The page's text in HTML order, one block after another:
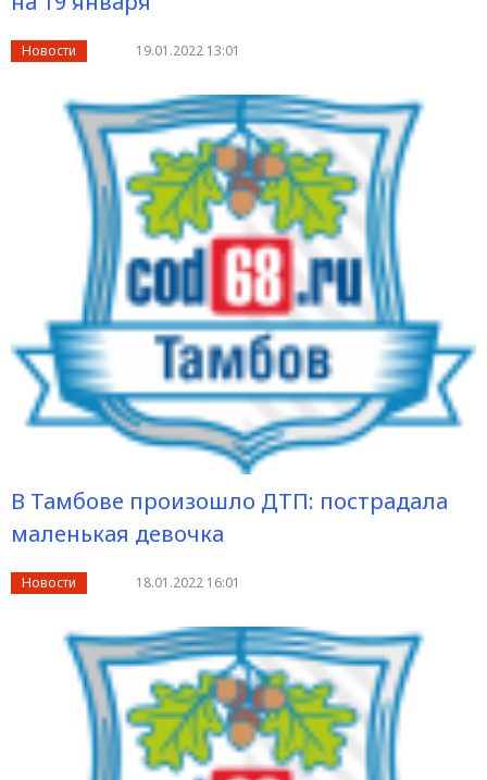
Новости 19.01.2022 13:01
В Тамбове произошло ДТП: пострадала
маленькая девочка
Новости 18.01.2022 16:01